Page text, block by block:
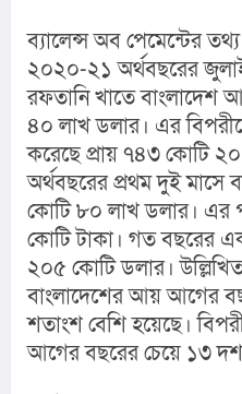
ব্যালেন্স অব পেমেন্টের
২০২০-২১ অর্থবছরের
রফতানি খাতে বাংলাদেশ
৪০ লাখ ডলার। এর
করেছে প্রায় ৭৪৩ কোটি
অর্থবছরের প্রথম দুই মাসে
কোটি ৮০ লাখ ডলার। এর
কোটি টাকা। গত বছরের
২০৫ কোটি ডলার।
বাংলাদেশের আয় আগের
শতাংশ বেশি হয়েছে।
আগের বছরের চেয়ে ১৩